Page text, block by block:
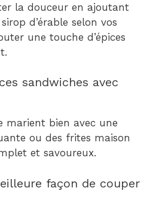
la douceur en ajoutant
d’érable selon vos
une touche d’épices
sandwiches avec
marient bien avec une
ou des frites maison
et savoureux.
façon de couper